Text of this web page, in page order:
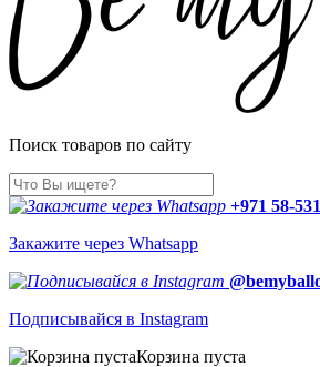
Поиск товаров по сайту
+971 58-
Закажите через Whatsapp
Подписывайся в Instagram
Корзина пуста